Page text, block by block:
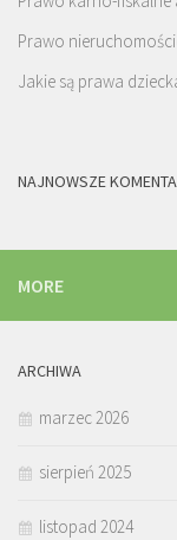
Prawo
Jakie są prawa
NAJNOWSZE
MORE
ARCHIWA
marzec 2026
sierpień 2025
listopad 2024